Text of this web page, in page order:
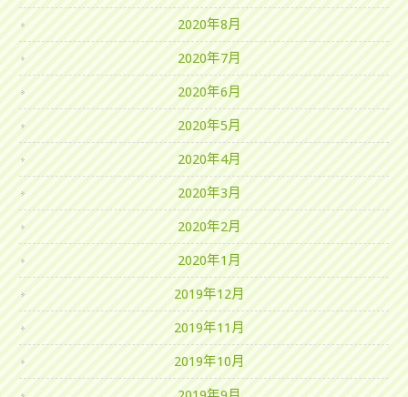
2020年8月
2020年7月
2020年6月
2020年5月
2020年4月
2020年3月
2020年2月
2020年1月
2019年12月
2019年11月
2019年10月